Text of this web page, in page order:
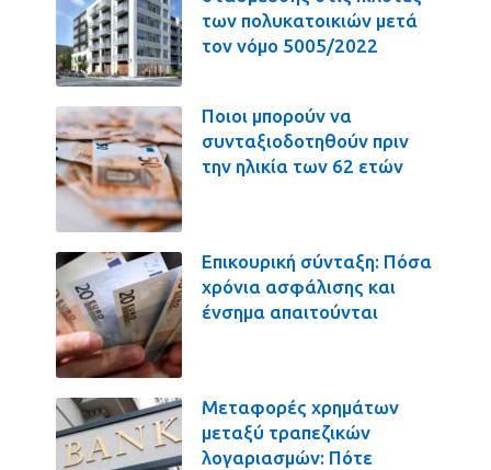
των πολυκατοικιών μετά
τον νόμο 5005/2022
Ποιοι μπορούν να
συνταξιοδοτηθούν πριν
την ηλικία των 62 ετών
Επικουρική σύνταξη: Πόσα
χρόνια ασφάλισης και
ένσημα απαιτούνται
Μεταφορές χρημάτων
μεταξύ τραπεζικών
λογαριασμών: Πότε